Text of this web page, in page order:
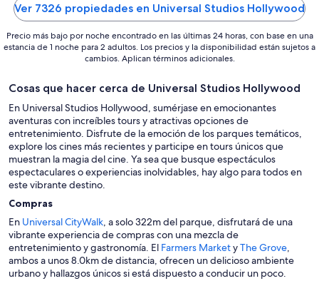
Ver 7326 propiedades en Universal Studios Hollywood
Precio más bajo por noche encontrado en las últimas 24 horas, con base en una
estancia de 1 noche para 2 adultos. Los precios y la disponibilidad están sujetos a
cambios. Aplican términos adicionales.
Cosas que hacer cerca de Universal Studios Hollywood
En Universal Studios Hollywood, sumérjase en emocionantes
aventuras con increíbles tours y atractivas opciones de
entretenimiento. Disfrute de la emoción de los parques temáticos,
explore los cines más recientes y participe en tours únicos que
muestran la magia del cine. Ya sea que busque espectáculos
espectaculares o experiencias inolvidables, hay algo para todos en
este vibrante destino.
Compras
En Universal CityWalk, a solo 322m del parque, disfrutará de una
vibrante experiencia de compras con una mezcla de
entretenimiento y gastronomía. El Farmers MarketyThe Grove,
ambos a unos 8.0km de distancia, ofrecen un delicioso ambiente
urbano y hallazgos únicos si está dispuesto a conducir un poco.